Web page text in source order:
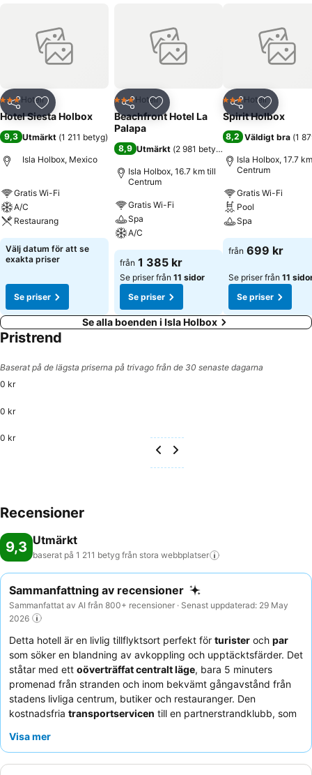
Dela Lägg till i Mina Favoriter
3 Stjärnor
Hotell
Hotel Siesta Holbox
9,3 Utmärkt (1 211 betyg)
Isla Holbox, Mexico
Gratis Wi-Fi
A/C
Restaurang
Välj datum för att se
exakta priser
Se priser
Dela Lägg till i Mina Favoriter
3 Stjärnor
Hotell
Beachfront Hotel La
Palapa
8,9 Utmärkt (2 981 betyg)
Isla Holbox, 16.7 km till
Centrum
Gratis Wi-Fi
Spa
A/C
från 1 385 kr
Se priser från 11 sidor
Se priser
Dela Lägg till
3 Stjärnor
Hotell
Spirit Holbox
8,2 Väldigt bra (1
Isla Holbox, 17.7
Centrum
Gratis Wi-Fi
Pool
Spa
från 699 kr
Se priser från 11
Se priser
Se alla boenden i Isla Holbox
Pristrend
Baserat på de lägsta priserna på trivago från de 30 senaste dagarna
0 kr
0 kr
0 kr
Recensioner
9,3 Utmärkt
baserat på 1 211 betyg från stora webbplatser
Sammanfattning av recensioner
Sammanfattat av AI från 800+ recensioner · Senast uppdaterad: 29 May
2026
Detta hotell är en livlig tillflyktsort perfekt för turister och par
som söker en blandning av avkoppling och upptäcktsfärder. Det
ståtar med ett oöverträffat centralt läge, bara 5 minuters
promenad från stranden och inom bekvämt gångavstånd från
stadens livliga centrum, butiker och restauranger. Den
kostnadsfria transportservicen till en partnerstrandklubb, som
Gästerna berömmer konsekvent den
serveras med havsutsikt på strandklubben. För en lugnare
Visa mer